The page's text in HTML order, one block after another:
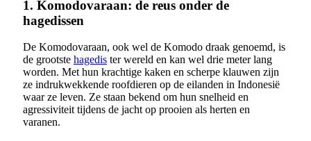
1. Komodovaraan: de reus onder de
hagedissen
De Komodovaraan, ook wel de Komodo draak genoemd, is
de grootste hagedis ter wereld en kan wel drie meter lang
worden. Met hun krachtige kaken en scherpe klauwen zijn
ze indrukwekkende roofdieren op de eilanden in Indonesië
waar ze leven. Ze staan bekend om hun snelheid en
agressiviteit tijdens de jacht op prooien als herten en
varanen.